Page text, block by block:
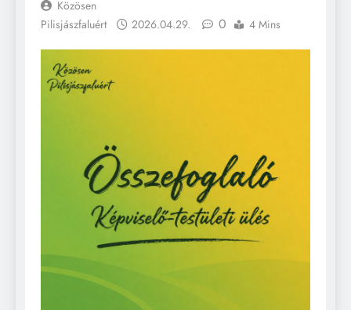
Közösen
Pilisjászfaluért
2026.04.29. 0 4 Mins